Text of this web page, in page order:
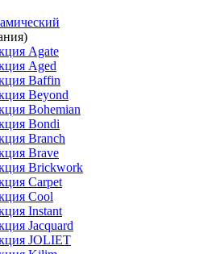
Agate
Aged
Baffin
Beyond
Bohemian
Bondi
Branch
Brave
Brickwork
Carpet
Cool
Instant
Jacquard
JOLIET